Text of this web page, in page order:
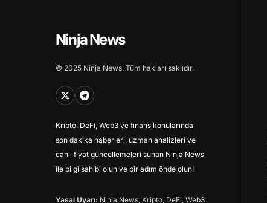
Ninja News
© 2025 Ninja News. Tüm hakları saklıdır.
Kripto, DeFi, Web3 ve finans konularında
son dakika haberleri, uzman analizleri ve
canlı fiyat güncellemeleri sunan Ninja News
ile bilgi sahibi olun ve bir adım önde olun!
Yasal Uyarı: Ninja News, Kripto, DeFi, Web3